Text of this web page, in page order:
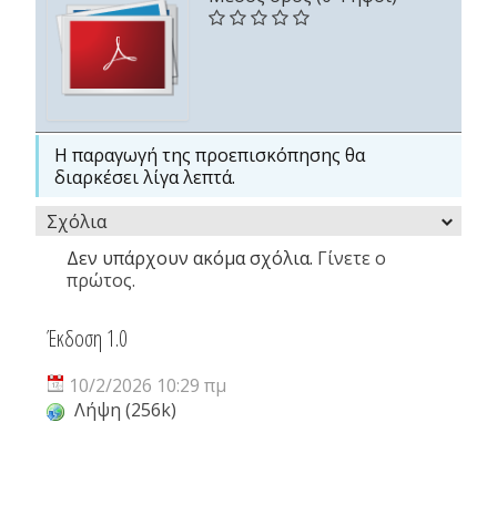
Η παραγωγή της προεπισκόπησης θα
διαρκέσει λίγα λεπτά.
Σχόλια
Δεν υπάρχουν ακόμα σχόλια. Γίνετε ο
πρώτος.
Έκδοση 1.0
10/2/2026 10:29 πμ
Λήψη (256k)